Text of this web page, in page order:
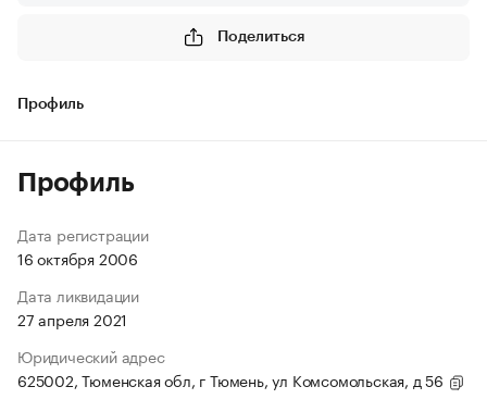
Поделиться
Профиль
Профиль
Дата регистрации
16 октября 2006
Дата ликвидации
27 апреля 2021
Юридический адрес
625002, Тюменская обл, г Тюмень, ул Комсомольская, д 56